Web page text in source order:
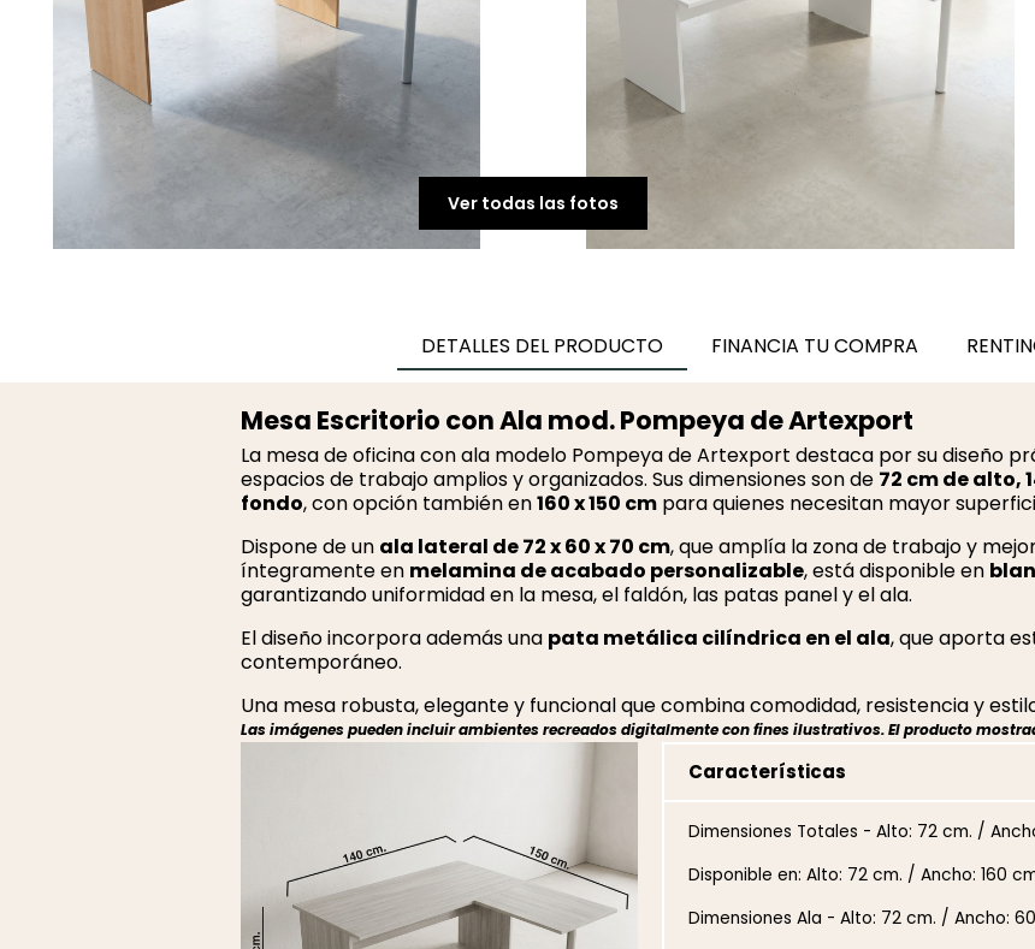
Ver todas las fotos
Mesa Dirección
con Ala Senda de
Euromof
809,00 €
DETALLES DEL PRODUCTO FINANCIA TU COMPRA
Mesa Escritorio con Ala mod. Pompeya de Artexport
La mesa de oficina con ala modelo Pompeya de Artexport destaca por su diseño
espacios de trabajo amplios y organizados. Sus dimensiones son de 72 cm de alto,
fondo, con opción también en160 x 150 cm para quienes necesitan mayor
Dispone de un ala lateral de 72 x 60 x 70 cm, que amplía la zona de trabajo y
íntegramente en melamina de acabado personalizable, está disponible en
garantizando uniformidad en la mesa, el faldón, las patas panel y el ala.
El diseño incorpora además una pata metálica cilíndrica en el ala, que aporta
contemporáneo.
Una mesa robusta, elegante y funcional que combina comodidad, resistencia y
Las imágenes pueden incluir ambientes recreados digitalmente con fines ilustrativos. El producto
Características
Dimensiones Totales - Alto: 72 cm. /
Disponible en: Alto: 72 cm. / Ancho: 160
Dimensiones Ala - Alto: 72 cm. / Ancho: